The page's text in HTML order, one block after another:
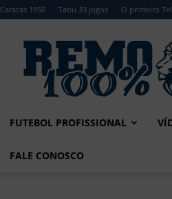
Caracas 1950 Tabu 33 jogos O primeiro
Remo
FUTEBOL PROFISSIONAL
FALE CONOSCO